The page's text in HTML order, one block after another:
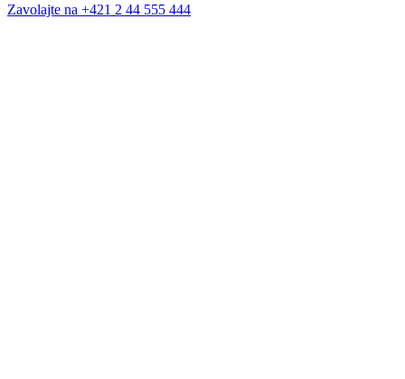
Zavolajte na +421 2 44 555 444